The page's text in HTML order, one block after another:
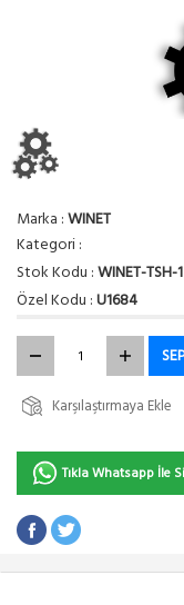
Marka :WINET
Kategori :
Stok Kodu :WINET-TSH-1
Özel Kodu :U1684
Karşılaştırmaya Ekle
Tıkla Whatsapp İle